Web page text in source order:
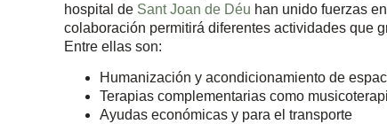
hospital de Sant Joan de Déu han unido fuerzas
colaboración permitirá diferentes actividades que
Entre ellas son:
Humanización y acondicionamiento de
Terapias complementarias como
Ayudas económicas y para el transporte